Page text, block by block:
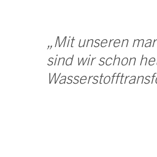
„Mit unseren
sind wir schon